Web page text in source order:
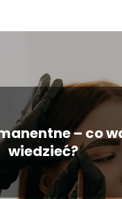
– co
wiedzieć?